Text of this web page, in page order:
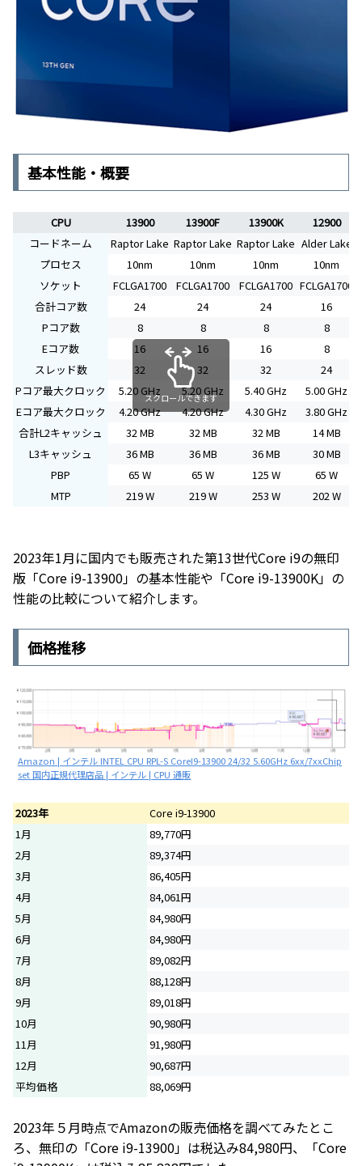
基本性能・概要
CPU 13900 13900F 13900K
12900
コードネーム
Raptor Lake Raptor Lake Raptor Lake Alder Lake
プロセス
10nm 10nm 10nm
10nm
ソケット
FCLGA1700 FCLGA1700 FCLGA1700 FCLGA1700
合計コア数
24 24 24
16
Pコア数
8 8 8
8
Eコア数
16 16 16
8
スレッド数
32 32 32
24
Pコア最大クロック
5.20 GHz 5.20 GHz 5.40 GHz
5.00 GHz
Eコア最大クロック
4.20 GHz 4.20 GHz 4.30 GHz
3.80 GHz
合計L2キャッシュ
32 MB 32 MB 32 MB
14 MB
L3キャッシュ
36 MB 36 MB 36 MB
30 MB
PBP
65 W 65 W 125 W
65 W
MTP
219 W 219 W 253 W 202 W
スクロールできます
2023年1月に国内でも販売された第13世代Core i9の無印
版「Core i9-13900」の基本性能や「Core i9-13900K」の
性能の比較について紹介します。
価格推移
Amazon | インテル INTEL CPU RPL-S CoreI9-13900 24/32 5.60GHz 6xx/7xxChip
set 国内正規代理店品 | インテル | CPU 通販
2023年
Core i9-13900
1月
89,770円
2月
89,374円
3月
86,405円
4月
84,061円
5月
84,980円
6月
84,980円
7月
89,082円
8月
88,128円
9月
89,018円
10月
90,980円
11月
91,980円
12月
90,687円
平均価格
88,069円
2023年５月時点でAmazonの販売価格を調べてみたとこ
ろ、無印の「Core i9-13900」は税込み84,980円、「Core